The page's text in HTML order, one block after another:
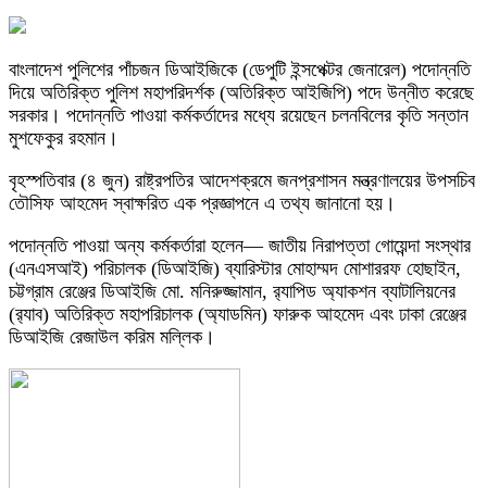
বাংলাদেশ পুলিশের পাঁচজন ডিআইজিকে (ডেপুটি ইন্সপেক্টর জেনারেল) পদোন্নতি
দিয়ে অতিরিক্ত পুলিশ মহাপরিদর্শক (অতিরিক্ত আইজিপি) পদে উন্নীত করেছে
সরকার। পদোন্নতি পাওয়া কর্মকর্তাদের মধ্যে রয়েছেন চলনবিলের কৃতি সন্তান
মুশফেকুর রহমান।
বৃহস্পতিবার (৪ জুন) রাষ্ট্রপতির আদেশক্রমে জনপ্রশাসন মন্ত্রণালয়ের উপসচিব
তৌসিফ আহমেদ স্বাক্ষরিত এক প্রজ্ঞাপনে এ তথ্য জানানো হয়।
পদোন্নতি পাওয়া অন্য কর্মকর্তারা হলেন— জাতীয় নিরাপত্তা গোয়েন্দা সংস্থার
(এনএসআই) পরিচালক (ডিআইজি) ব্যারিস্টার মোহাম্মদ মোশাররফ হোছাইন,
চট্টগ্রাম রেঞ্জের ডিআইজি মো. মনিরুজ্জামান, র‍্যাপিড অ্যাকশন ব্যাটালিয়নের
(র‍্যাব) অতিরিক্ত মহাপরিচালক (অ্যাডমিন) ফারুক আহমেদ এবং ঢাকা রেঞ্জের
ডিআইজি রেজাউল করিম মল্লিক।